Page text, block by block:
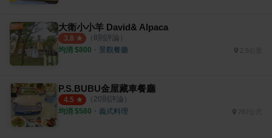
大衛小小羊 David& Alpaca
3.8 （ 8則評論）
均消 $800 ・ 景觀餐廳 2.5公里
P.S.BUBU金屋藏車餐廳
4.5 （ 20則評論）
均消 $580 ・ 義式料理